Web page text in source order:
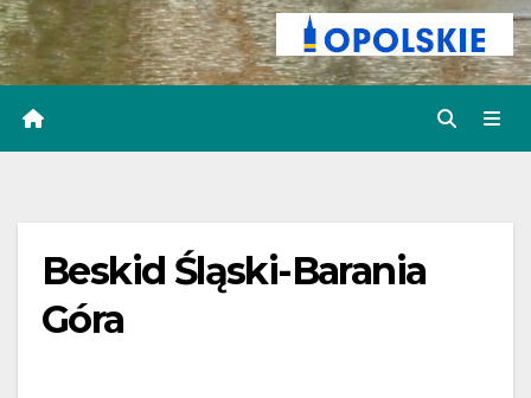
Beskid Śląski-Barania
Góra